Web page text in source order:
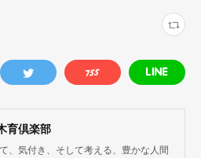
育倶楽部
、気付き、そして考える、豊かな人間